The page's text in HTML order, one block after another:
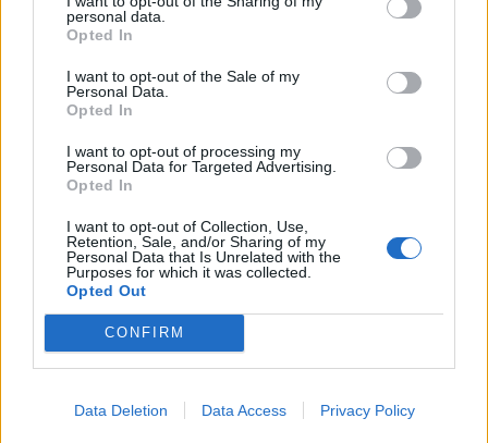
personal data.
Opted In
I want to opt-out of the Sale of my
Personal Data.
Opted In
I want to opt-out of processing my
Personal Data for Targeted Advertising.
Opted In
I want to opt-out of Collection, Use,
Retention, Sale, and/or Sharing of my
Personal Data that Is Unrelated with the
Purposes for which it was collected.
Opted Out
CONFIRM
Data Deletion Data Access Privacy Policy
vieta, kur „klajūnai“ – jūrininkai, pirkliai, žvejai –
stovyklą ar prekybos punktą.